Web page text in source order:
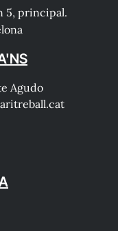
5, principal.
Agudo